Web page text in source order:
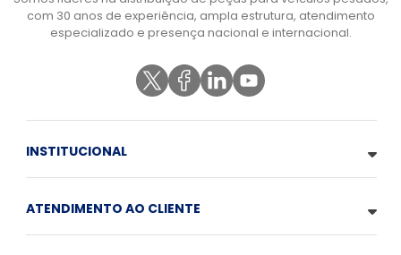
com 30 anos de experiência, ampla estrutura, atendimento
especializado e presença nacional e internacional.
INSTITUCIONAL
ATENDIMENTO AO CLIENTE